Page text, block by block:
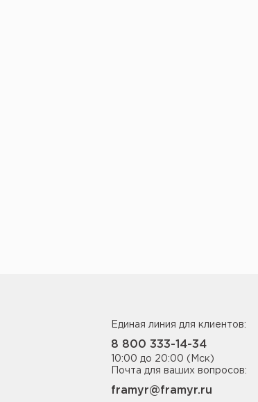
Единая линия для клиентов:
8 800 333-14-34
10:00 до 20:00 (Мск)
Почта для ваших вопросов:
framyr@framyr.ru